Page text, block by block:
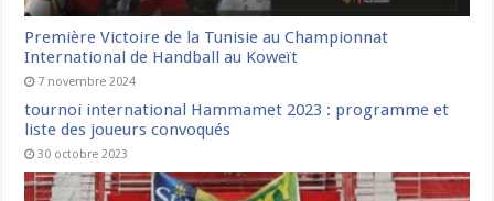
Première Victoire de la Tunisie au Championnat
International de Handball au Koweït
7 novembre 2024
tournoi international Hammamet 2023 : programme et
liste des joueurs convoqués
30 octobre 2023